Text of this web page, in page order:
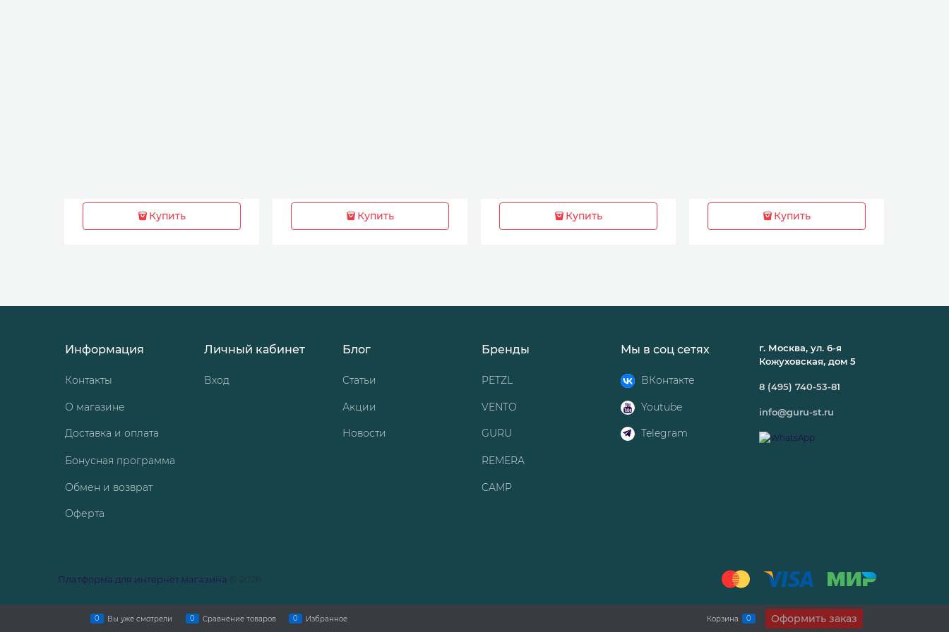
Купить Купить Купить Купить
Информация
Контакты
О магазине
Доставка и оплата
Бонусная программа
Обмен и возврат
Оферта
Личный кабинет
Вход
Блог
Статьи
Акции
Новости
Бренды
PETZL
VENTO
GURU
REMERA
CAMP
Мы в соц сетях
ВКонтакте
Youtube
Telegram
г. Москва, ул. 6-я
Кожуховская, дом 5
8 (495) 740-53-81
info@guru-st.ru
Платформа для интернет магазина © 2026
0 Вы уже смотрели 0 Сравнение товаров 0 Избранное Корзина 0 Оформить заказ